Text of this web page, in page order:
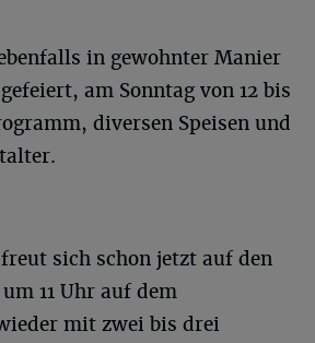
in gewohnter Manier
am Sonntag von 12 bis
diversen Speisen und
sich schon jetzt auf den
11 Uhr auf dem
mit zwei bis drei